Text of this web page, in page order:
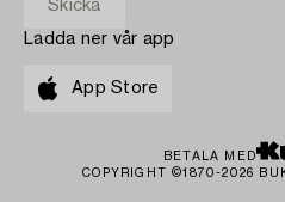
Ladda ner vår app
App Store
BETALA MED
COPYRIGHT ©1870-2026